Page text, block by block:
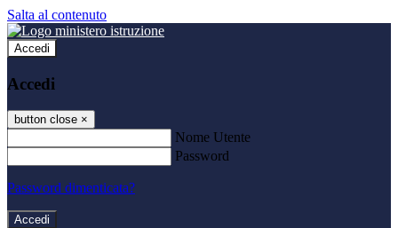
Salta al contenuto
Accedi
Accedi
button close ×
Nome Utente
Password
Password dimenticata?